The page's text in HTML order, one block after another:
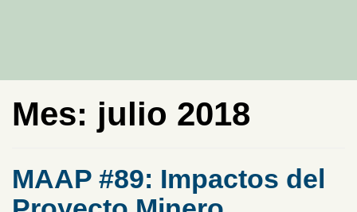
Mes: julio 2018
MAAP #89: Impactos del